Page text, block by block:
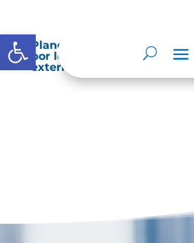
Abrir barra de herramientas
Planes de Mejoramiento
por los entes de control o
externos o internos.